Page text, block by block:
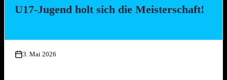
und geschmettert, die Zuschauer kamen bei den engen Partien
Nachwuchsteams „Nathi & die 3 Muskeltiere“ –
zusammengesetzt aus Jugendspielerinnen und -spielern aller
U17-Jugend holt sich die Meisterschaft!
3. Mai 2026